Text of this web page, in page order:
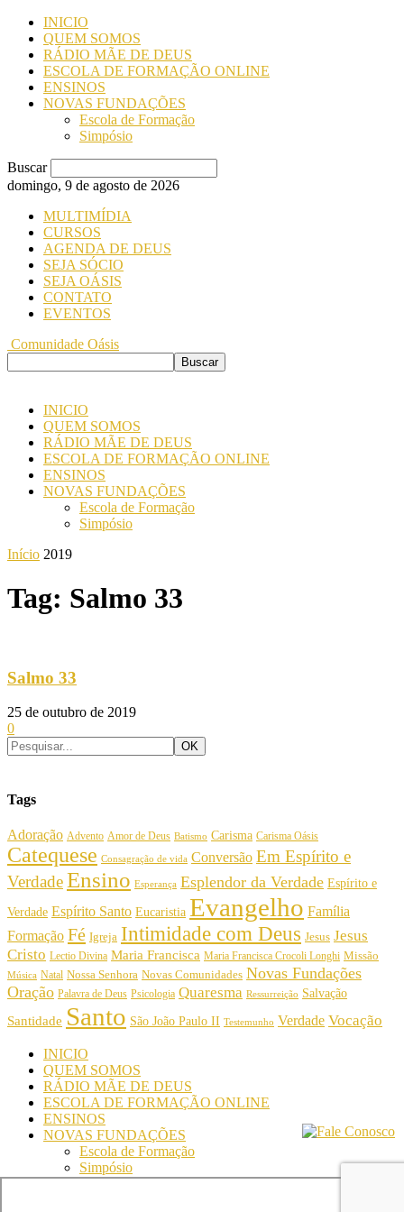
INICIO
QUEM SOMOS
RÁDIO MÃE DE DEUS
ESCOLA DE FORMAÇÃO ONLINE
ENSINOS
NOVAS FUNDAÇÕES
Escola de Formação
Simpósio
Buscar
domingo, 9 de agosto de 2026
MULTIMÍDIA
CURSOS
AGENDA DE DEUS
SEJA SÓCIO
SEJA OÁSIS
CONTATO
EVENTOS
Comunidade Oásis
INICIO
QUEM SOMOS
RÁDIO MÃE DE DEUS
ESCOLA DE FORMAÇÃO ONLINE
ENSINOS
NOVAS FUNDAÇÕES
Escola de Formação
Simpósio
Início 2019
Tag: Salmo 33
Salmo 33
25 de outubro de 2019
0
Tags
Adoração Advento Amor de Deus Batismo Carisma Carisma Oásis
Catequese Consagração de vida Conversão Em Espírito e
VerdadeEnsino Esperança Esplendor da Verdade Espírito e
Verdade Espírito Santo Eucaristia Evangelho Família
Formação Fé Igreja Intimidade com Deus Jesus Jesus
Cristo Lectio Divina Maria Francisca Maria Francisca Crocoli Longhi Missão
Música Natal Nossa Senhora Novas Comunidades Novas Fundações
Oração Palavra de Deus Psicologia Quaresma Ressurreição Salvação
Santidade Santo São João Paulo II Testemunho Verdade Vocação
INICIO
QUEM SOMOS
RÁDIO MÃE DE DEUS
ESCOLA DE FORMAÇÃO ONLINE
ENSINOS
NOVAS FUNDAÇÕES
Escola de Formação
Simpósio